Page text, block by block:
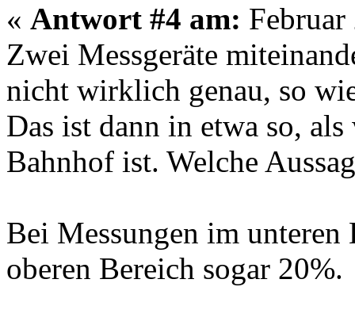
« Antwort #4 am:
Zwei Messgeräte
nicht wirklich genau, so
Das ist dann in etwa so,
Bahnhof ist. Welche
Bei Messungen im
oberen Bereich sogar 20%.